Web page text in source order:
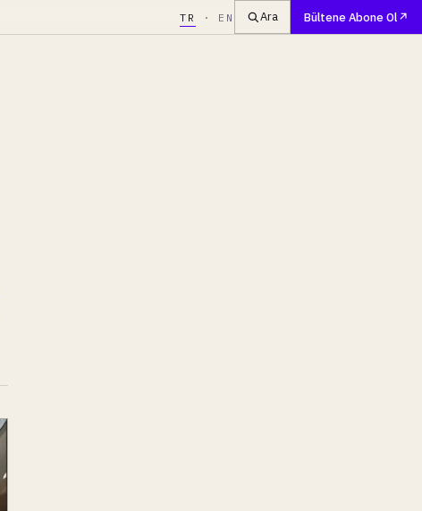
TR · EN Ara Bültene Abone Ol